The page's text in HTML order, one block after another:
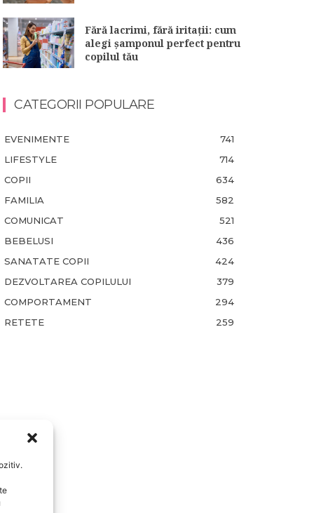
Fără lacrimi, fără iritații: cum
alegi șamponul perfect pentru
copilul tău
CATEGORII POPULARE
EVENIMENTE
741
LIFESTYLE
714
COPII
634
FAMILIA
582
COMUNICAT
521
BEBELUSI
436
SANATATE COPII
424
DEZVOLTAREA COPILULUI
379
COMPORTAMENT
294
RETETE
259